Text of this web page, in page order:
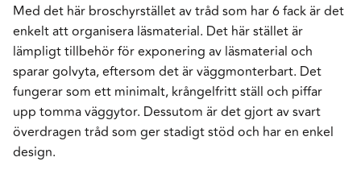
Med det här broschyrstället av tråd som har 6 fack är det
enkelt att organisera läsmaterial. Det här stället är
lämpligt tillbehör för exponering av läsmaterial och
sparar golvyta, eftersom det är väggmonterbart. Det
fungerar som ett minimalt, krångelfritt ställ och piffar
upp tomma väggytor. Dessutom är det gjort av svart
överdragen tråd som ger stadigt stöd och har en enkel
design.